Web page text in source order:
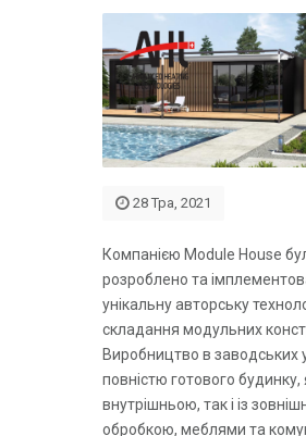
28 Тра, 2021
Компанією Module House
розроблено та
унікальну авторську
складання модульних
Виробництво в заводських
повністю готового будинку,
внутрішньою, так і із
обробкою, меблями та